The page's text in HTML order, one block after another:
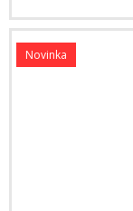
Novinka